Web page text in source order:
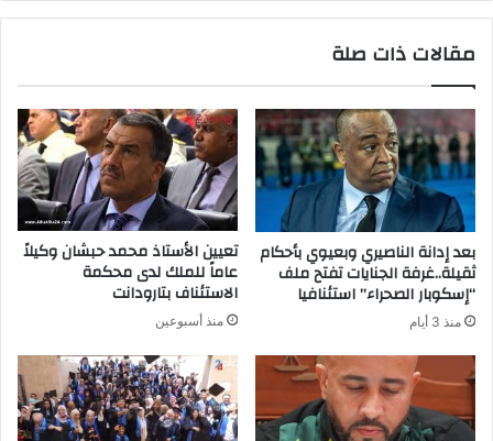
مقالات ذات صلة
بعد إدانة الناصيري وبعيوي بأحكام
ثقيلة..غرفة الجنايات تفتح ملف
“إسكوبار الصحراء” استئنافيا
منذ 3 أيام
تعيين الأستاذ محمد حبشان وكيلاً
عاماً للملك لدى محكمة
الاستئناف بتارودانت
منذ أسبوعين